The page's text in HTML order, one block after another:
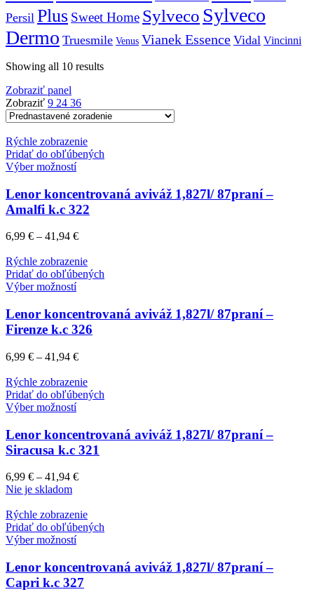
Persil Plus Sweet Home Sylveco Sylveco
Dermo Truesmile Venus Vianek Essence Vidal Vincinni
Showing all 10 results
Zobraziť panel
Zobraziť 9 24 36
Rýchle zobrazenie
Pridať do obľúbených
Výber možností
Lenor koncentrovaná aviváž 1,827l/ 87praní –
Amalfi k.c 322
6,99 € – 41,94 €
Rýchle zobrazenie
Pridať do obľúbených
Výber možností
Lenor koncentrovaná aviváž 1,827l/ 87praní –
Firenze k.c 326
6,99 € – 41,94 €
Rýchle zobrazenie
Pridať do obľúbených
Výber možností
Lenor koncentrovaná aviváž 1,827l/ 87praní –
Siracusa k.c 321
6,99 € – 41,94 €
Nie je skladom
Rýchle zobrazenie
Pridať do obľúbených
Výber možností
Lenor koncentrovaná aviváž 1,827l/ 87praní –
Capri k.c 327